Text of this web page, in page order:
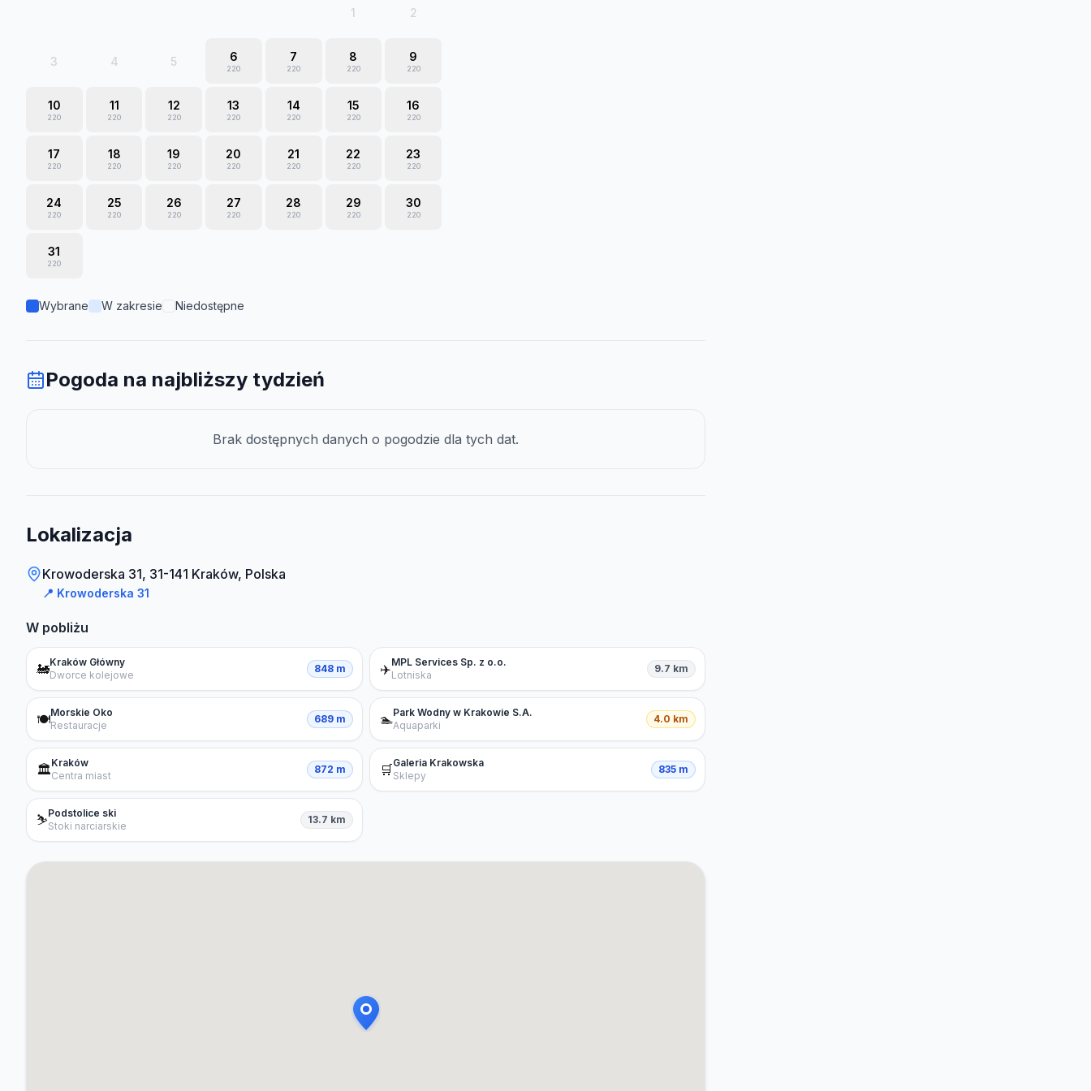
1 2
3 4 5 6
220
7
220
8
220
9
220
10
220
11
220
12
220
13
220
14
220
15
220
16
220
17
220
18
220
19
220
20
220
21
220
22
220
23
220
24
220
25
220
26
220
27
220
28
220
29
220
30
220
31
220
Wybrane W zakresie Niedostępne
Pogoda na najbliższy tydzień
Brak dostępnych danych o pogodzie dla tych dat.
Lokalizacja
Krowoderska 31, 31-141 Kraków, Polska
📍 Krowoderska 31
W pobliżu
🚂Kraków Główny
Dworce kolejowe
848 m ✈️MPL Services Sp. z o.o.
Lotniska
9.7 km
🍽️Morskie Oko
Restauracje
689 m 🏊Park Wodny w Krakowie S.A.
Aquaparki
4.0 km
🏛️Kraków
Centra miast
872 m 🛒Galeria Krakowska
Sklepy
835 m
⛷️Podstolice ski
Stoki narciarskie
13.7 km